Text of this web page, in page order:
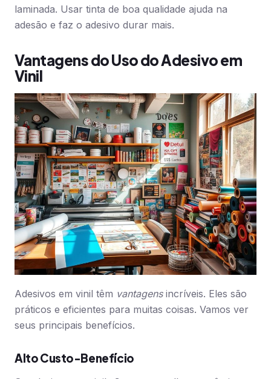
laminada. Usar tinta de boa qualidade ajuda na
adesão e faz o adesivo durar mais.
Vantagens do Uso do Adesivo em
Vinil
Adesivos em vinil têm vantagensincríveis. Eles são
práticos e eficientes para muitas coisas. Vamos ver
seus principais benefícios.
Alto Custo-Benefício